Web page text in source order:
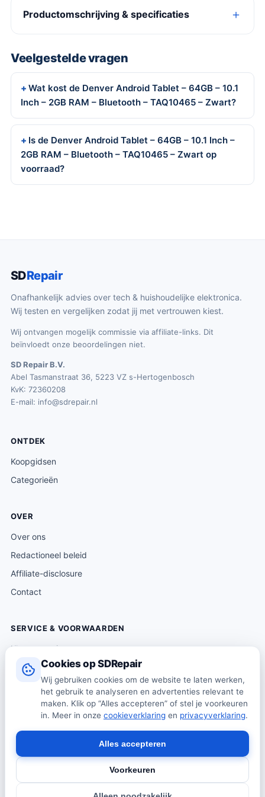
Cookies op SDRepair
Wij gebruiken cookies om de website te laten werken,
het gebruik te analyseren en advertenties relevant te
maken. Klik op “Alles accepteren” of stel je voorkeuren
in. Meer in onze cookieverklaring en privacyverklaring.
Voorkeuren
Alles accepteren
Productomschrijving & specificaties
Veelgestelde vragen
Wat kost de Denver Android Tablet – 64GB – 10.1
Inch – 2GB RAM – Bluetooth – TAQ10465 – Zwart?
Is de Denver Android Tablet – 64GB – 10.1 Inch –
2GB RAM – Bluetooth – TAQ10465 – Zwart op
voorraad?
SDRepair
Onafhankelijk advies over tech & huishoudelijke elektronica.
Wij testen en vergelijken zodat jij met vertrouwen kiest.
Wij ontvangen mogelijk commissie via affiliate-links. Dit
beïnvloedt onze beoordelingen niet.
SD Repair B.V.
Abel Tasmanstraat 36, 5223 VZ s-Hertogenbosch
KvK: 72360208
E-mail: info@sdrepair.nl
ONTDEK
Koopgidsen
Categorieën
OVER
Over ons
Redactioneel beleid
Affiliate-disclosure
Contact
SERVICE & VOORWAARDEN
Klantenservice
Verzending & levering
Retourneren
Algemene voorwaarden